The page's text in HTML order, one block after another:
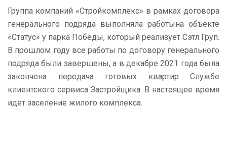
Группа компаний «Стройкомплекс» в рамках договора
генерального подряда выполняла работына объекте
«Статус» у парка Победы, который реализует Сэтл Груп.
В прошлом году все работы по договору генерального
подряда были завершены, а в декабре 2021 года была
закончена передача готовых квартир Службе
клиентского сервиса Застройщика. В настоящее время
идет заселение жилого комплекса.